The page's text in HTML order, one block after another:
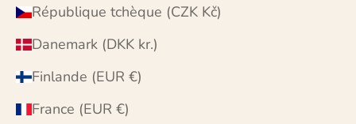
République tchèque (CZK Kč)
Danemark (DKK kr.)
Finlande (EUR €)
France (EUR €)